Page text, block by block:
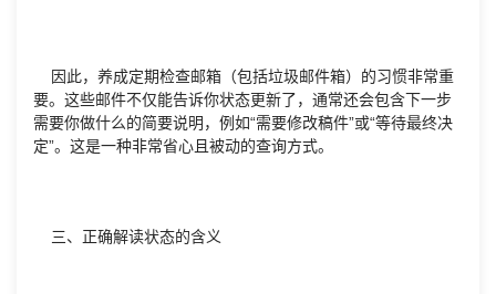
因此，养成定期检查邮箱（包括垃圾邮件箱）的习惯非常重
要。这些邮件不仅能告诉你状态更新了，通常还会包含下一步
需要你做什么的简要说明，例如“需要修改稿件”或“等待最终决
定”。这是一种非常省心且被动的查询方式。
三、正确解读状态的含义